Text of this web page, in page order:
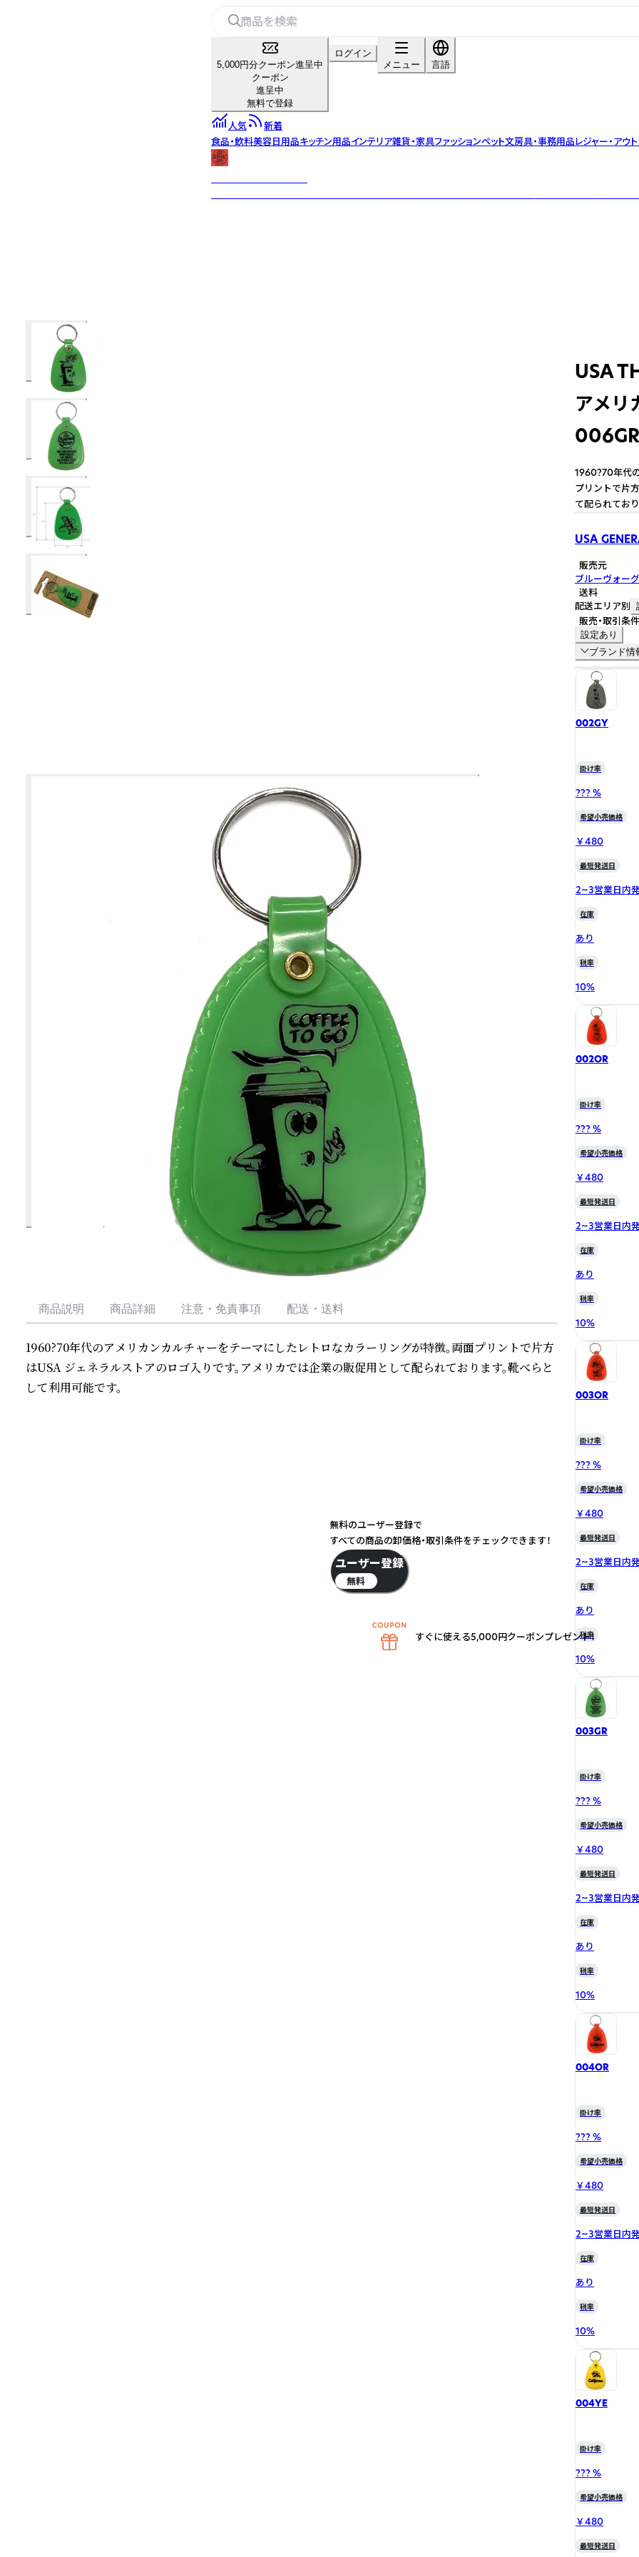
5,000円分クーポン進呈中
クーポン
進呈中
無料で登録
ログイン
メニュー
言語
人気
新着
食品・飲料美容日用品キッチン用品インテリア雑貨・家具ファッションペット文房具・事務用品レジャー・アウ
商品説明 商品詳細 注意・免責事項 配送・送料
1960?70年代のアメリカンカルチャーをテーマにしたレトロなカラーリングが特徴。両面プリントで片方
はUSA ジェネラルストアのロゴ入りです。アメリカでは企業の販促用として配られております。靴べらと
して利用可能です。
USA
アメリ
006GR
1960?70年代
プリントで片
て配られてお
USA
販売元
ブルーヴォー
送料
配送エリア別
販売・取引条件
設定あり
ブランド情
002GY
掛け率
??? %
希望小売価格
￥480
最短発送日
2~3営業日内
在庫
あり
税率
10%
002OR
掛け率
??? %
希望小売価格
￥480
最短発送日
2~3営業日内
在庫
あり
税率
10%
003OR
掛け率
??? %
希望小売価格
￥480
最短発送日
2~3営業日内
在庫
あり
税率
10%
003GR
掛け率
??? %
希望小売価格
￥480
最短発送日
2~3営業日内
在庫
あり
税率
10%
004OR
掛け率
??? %
希望小売価格
￥480
最短発送日
2~3営業日内
在庫
あり
税率
10%
004YE
掛け率
??? %
希望小売価格
￥480
最短発送日
無料のユーザー登録で
すべての商品の卸価格・取引条件をチェックできます！
ユーザー登録
無料
すぐに使える5,000円クーポンプレゼント！